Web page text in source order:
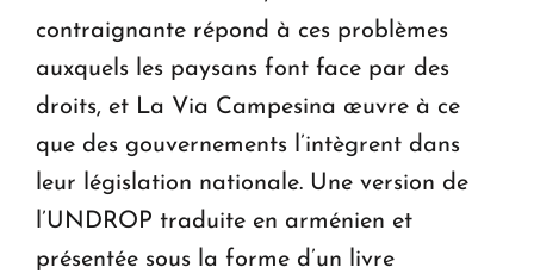
contraignante répond à ces problèmes
auxquels les paysans font face par des
droits, et La Via Campesina œuvre à ce
que des gouvernements l’intègrent dans
leur législation nationale. Une version de
l’UNDROP traduite en arménien et
présentée sous la forme d’un livre